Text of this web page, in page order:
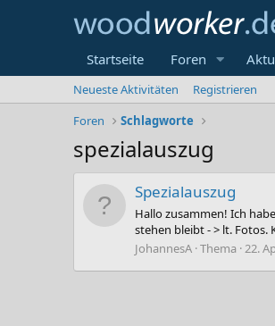
Startseite Foren
Neueste Aktivitäten
Registrieren
Foren
Schlagworte
spezialauszug
Spezialauszug
Hallo zusammen! Ich
stehen bleibt - > lt. Fotos.
JohannesA Thema 22.